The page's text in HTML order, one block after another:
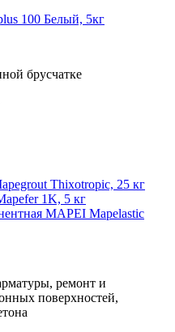
100 Белый, 5кг
брусчатке
Thixotropic, 25 кг
1K, 5 кг
MAPEI Mapelastic
ремонт и
поверхностей,